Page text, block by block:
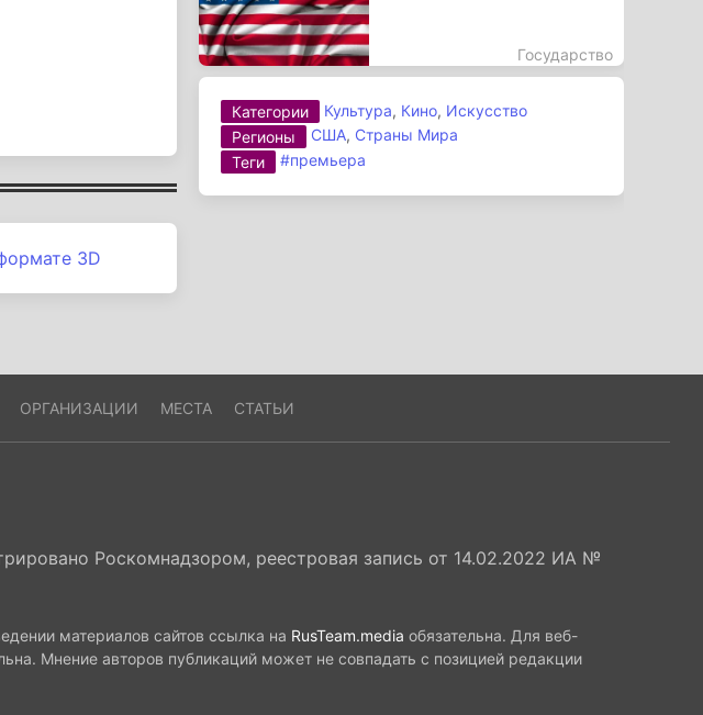
3D
Государство
Категории Культура, Кино, Искусство
Регионы
США, Страны Мира
Теги
#премьера
ОРГАНИЗАЦИИ МЕСТА СТАТЬИ
Роскомнадзором, реестровая запись от 14.02.2022 ИА №
материалов сайтов ссылка на RusTeam.media обязательна. Для веб-
Мнение авторов публикаций может не совпадать с позицией редакции